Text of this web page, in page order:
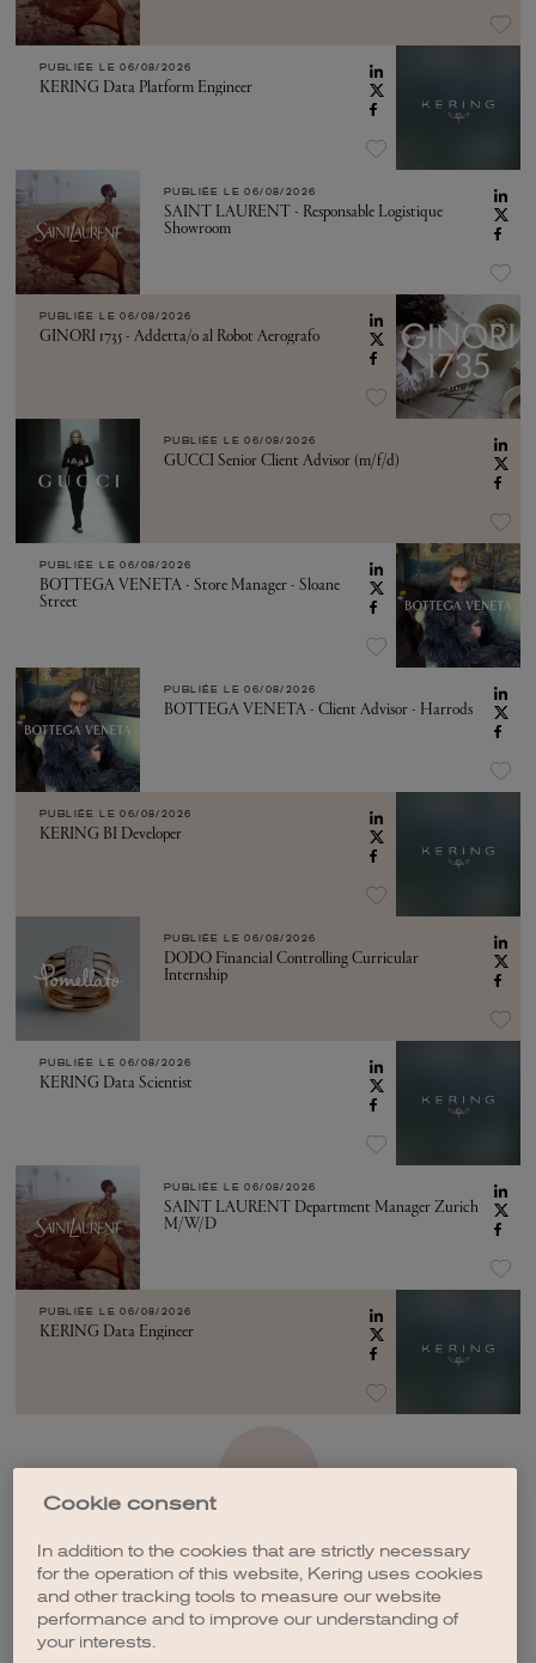
PUBLIÉE LE 06/08/2026
KERING Data Platform Engineer
PUBLIÉE LE 06/08/2026
SAINT LAURENT - Responsable Logistique
Showroom
PUBLIÉE LE 06/08/2026
GINORI 1735 - Addetta/o al Robot Aerografo
PUBLIÉE LE 06/08/2026
GUCCI Senior Client Advisor (m/f/d)
PUBLIÉE LE 06/08/2026
BOTTEGA VENETA - Store Manager - Sloane
Street
PUBLIÉE LE 06/08/2026
BOTTEGA VENETA - Client Advisor - Harrods
PUBLIÉE LE 06/08/2026
KERING BI Developer
PUBLIÉE LE 06/08/2026
DODO Financial Controlling Curricular
Internship
PUBLIÉE LE 06/08/2026
KERING Data Scientist
PUBLIÉE LE 06/08/2026
SAINT LAURENT Department Manager Zurich
M/W/D
PUBLIÉE LE 06/08/2026
KERING Data Engineer
CRÉER UNE ALERTE
Cookie consent
In addition to the cookies that are strictly necessary
for the operation of this website, Kering uses cookies
and other tracking tools to measure our website
performance and to improve our understanding of
your interests.